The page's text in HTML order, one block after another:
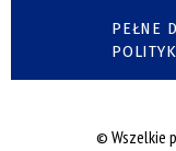
PEŁNE
© Wszelkie